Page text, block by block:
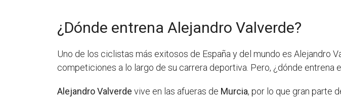
¿Dónde entrena Alejandro Valverde?
Uno de los ciclistas más exitosos de España y del mundo es Alejandro
competiciones a lo largo de su carrera deportiva. Pero, ¿dónde entrena
Alejandro Valverde vive en las afueras de Murcia, por lo que gran parte